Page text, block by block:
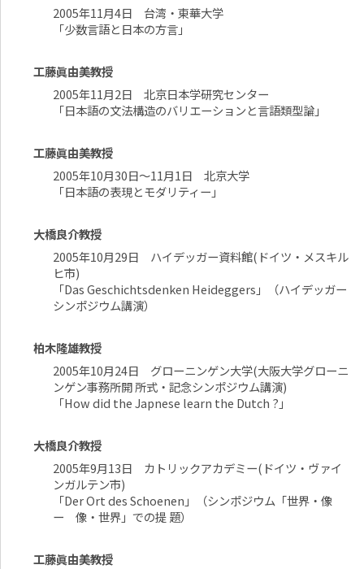
2005年11月4日 台湾・東華大学
「少数言語と日本の方言」
工藤眞由美教授
2005年11月2日 北京日本学研究センター
「日本語の文法構造のバリエーションと言語類型論」
工藤眞由美教授
2005年10月30日～11月1日 北京大学
「日本語の表現とモダリティー」
大橋良介教授
2005年10月29日 ハイデッガー資料館(ドイツ・メスキル
ヒ市)
「Das Geschichtsdenken Heideggers」（ハイデッガー
シンポジウム講演）
柏木隆雄教授
2005年10月24日 グローニンゲン大学(大阪大学グローニ
ンゲン事務所開 所式・記念シンポジウム講演)
「How did the Japnese learn the Dutch ?」
大橋良介教授
2005年9月13日 カトリックアカデミー(ドイツ・ヴァイ
ンガルテン市)
「Der Ort des Schoenen」（シンポジウム「世界・像
ー 像・世界」での提 題）
工藤眞由美教授